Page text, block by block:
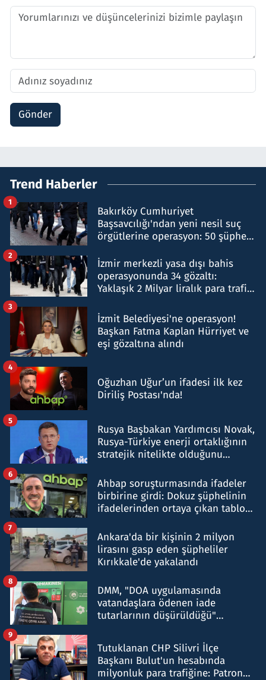
Gönder
Trend Haberler
Bakırköy Cumhuriyet
Başsavcılığı'ndan yeni nesil suç
örgütlerine operasyon: 50 şüpheli
1
İzmir merkezli yasa dışı bahis
operasyonunda 34 gözaltı:
Yaklaşık 2 Milyar liralık para trafiği
2
İzmit Belediyesi'ne operasyon!
Başkan Fatma Kaplan Hürriyet ve
eşi gözaltına alındı
3
Oğuzhan Uğur’un ifadesi ilk kez
Diriliş Postası'nda!
4
Rusya Başbakan Yardımcısı Novak,
Rusya-Türkiye enerji ortaklığının
stratejik nitelikte olduğunu
5
Ahbap soruşturmasında ifadeler
birbirine girdi: Dokuz şüphelinin
ifadelerinden ortaya çıkan tablo
6
Ankara'da bir kişinin 2 milyon
lirasını gasp eden şüpheliler
Kırıkkale'de yakalandı
7
DMM, "DOA uygulamasında
vatandaşlara ödenen iade
tutarlarının düşürüldüğü"
8
Tutuklanan CHP Silivri İlçe
Başkanı Bulut'un hesabında
milyonluk para trafiğine: Patron
9